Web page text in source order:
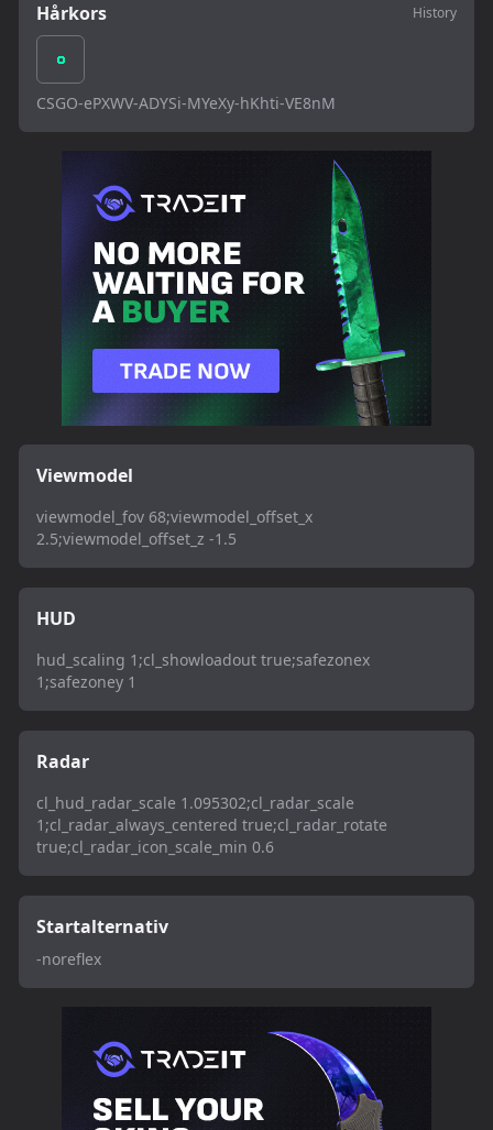
Hårkors History
CSGO-ePXWV-ADYSi-MYeXy-hKhti-VE8nM
Viewmodel
viewmodel_fov 68;viewmodel_offset_x
2.5;viewmodel_offset_z -1.5
HUD
hud_scaling 1;cl_showloadout true;safezonex
1;safezoney 1
Radar
cl_hud_radar_scale 1.095302;cl_radar_scale
1;cl_radar_always_centered true;cl_radar_rotate
true;cl_radar_icon_scale_min 0.6
Startalternativ
-noreflex